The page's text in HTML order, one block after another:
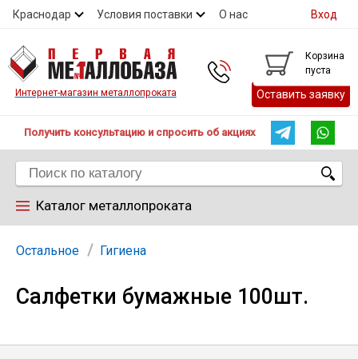
Краснодар Условия поставки О нас
Контакты
Контакты
Вход
Интернет-магазин металлопроката
Корзина
пуста
Оставить заявку
Получить консультацию и спросить об акциях
Каталог металлопроката
Арматура
Труба
Лист
Остальное Гигиена
Салфетки бумажные 100шт.